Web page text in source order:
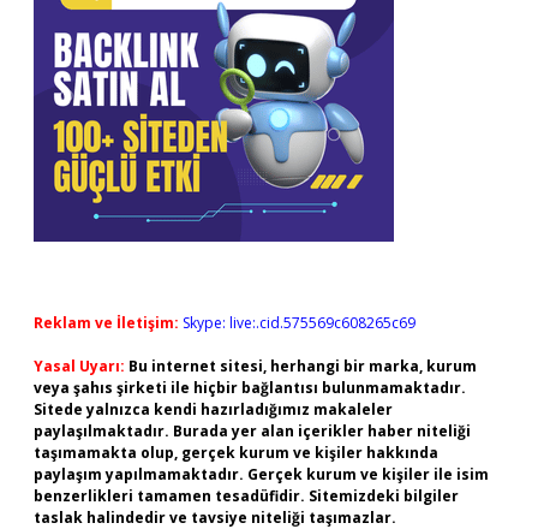
Reklam ve İletişim: Skype: live:.cid.575569c608265c69
Yasal Uyarı: Bu internet sitesi, herhangi bir marka, kurum
veya şahıs şirketi ile hiçbir bağlantısı bulunmamaktadır.
Sitede yalnızca kendi hazırladığımız makaleler
paylaşılmaktadır. Burada yer alan içerikler haber niteliği
taşımamakta olup, gerçek kurum ve kişiler hakkında
paylaşım yapılmamaktadır. Gerçek kurum ve kişiler ile isim
benzerlikleri tamamen tesadüfidir. Sitemizdeki bilgiler
taslak halindedir ve tavsiye niteliği taşımazlar.